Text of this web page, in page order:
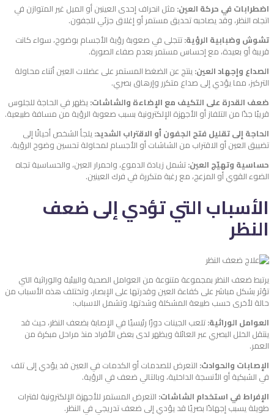
اضطرابات في حركة العين: مثل انحراف إحدى العينين أو الميل غير المتوازن في
اتجاه النظر، وقد يصاحبه تحديق مستمر أو إغلاق جزئي للجفون.
تشوش وضبابية الرؤية:تتجلى في صعوبة رؤية الأجسام بوضوح، سواء كانت
قريبة أو بعيدة، مع إحساس مستمر بعدم صفاء الصورة.
الصداع وإجهاد العين: ينتج عن الضغط المستمر على عضلات العين أثناء محاولة
التركيز، مما يؤدي إلى صداع متكرر وإرهاق بصري.
ضعف القدرة على التكيف مع الإضاءة والشاشات: يظهر في الحاجة للجلوس
قريبًا جدًا من التلفاز أو الأجهزة الإلكترونية بسبب صعوبة الرؤية من مسافة طبيعية.
الحاجة إلى تقليل فتح الجفون أو الاقتراب الشديد: يلجأ الشخص أحيانًا إلى
تضييق العين أو الاقتراب من الشاشات أو الأجسام لمحاولة تحسين وضوح الرؤية.
حساسية وتهيّج العين:تشمل زيادة الدموع، واحمرار العين، والحساسية تجاه
الضوء القوي أو المزعج، مع رغبة متكررة في فرك العينين.
الأسباب التي تؤدي إلى ضعف
النظر
يرتبط ضعف النظر بمجموعة متنوعة من العوامل الصحية والبيئية والوراثية التي
تؤثر بشكل مباشر على كفاءة العين وقدرتها على الإبصار، وتختلف هذه الأسباب من
حالة لأخرى حسب طبيعة المشكلة وشدتها، وتشمل الاسباب:
العوامل الوراثية:تلعب الجينات دورًا رئيسيًا في الإصابة بضعف النظر، حيث قد
ينتقل الخلل البصري عبر العائلة ويظهر لدى بعض الأفراد منذ مراحل مبكرة من
العمر.
الإصابات والحوادث: التعرض للصدمات أو الكدمات في العين قد يؤدي إلى تلف
في الشبكية أو الأنسجة الداخلية، وبالتالي ضعف في الرؤية.
الإفراط في استخدام الشاشات: التعرض المستمر للأجهزة الإلكترونية لفترات
طويلة يسبب إجهادًا بصريًا قد يؤدي إلى ضعف تدريجي في النظر.